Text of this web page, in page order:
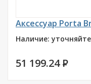
Аксессуар Porta
Наличие:
51 199.24P